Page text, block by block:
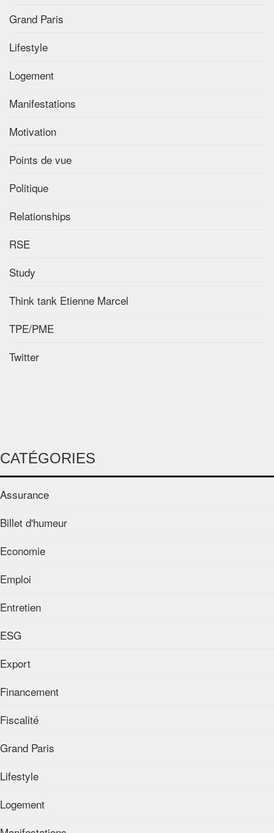
Grand Paris
Lifestyle
Logement
Manifestations
Motivation
Points de vue
Politique
Relationships
RSE
Study
Think tank Etienne Marcel
TPE/PME
Twitter
CATÉGORIES
Assurance
Billet d'humeur
Economie
Emploi
Entretien
ESG
Export
Financement
Fiscalité
Grand Paris
Lifestyle
Logement